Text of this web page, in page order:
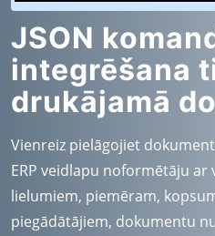
JSON
integrēšana
drukājamā
Vienreiz pielāgojiet
ERP veidlapu noformētāju
lielumiem, piemēram,
piegādātājiem, dokumentu